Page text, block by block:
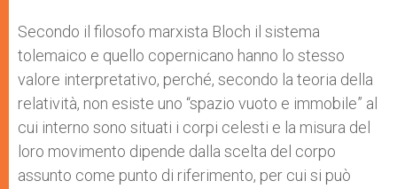
Secondo il filosofo marxista Bloch il sistema
tolemaico e quello copernicano hanno lo stesso
valore interpretativo, perché, secondo la teoria della
relatività, non esiste uno “spazio vuoto e immobile” al
cui interno sono situati i corpi celesti e la misura del
loro movimento dipende dalla scelta del corpo
assunto come punto di riferimento, per cui si può